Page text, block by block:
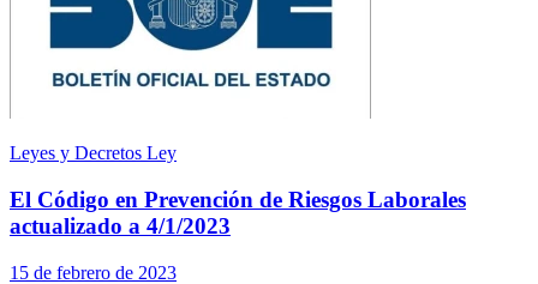
Leyes y Decretos Ley
El Código en Prevención de Riesgos Laborales
actualizado a 4/1/2023
15 de febrero de 2023